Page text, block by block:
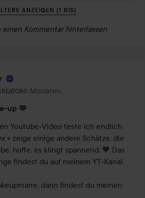
ANZEIGEN (1 BIS)
einen Kommentar hinterlassen
Benutzers: Lyko Creator.
6 Monaten
Der Beitrag wurde 6 Monaten
up 🫶
Youtube-Video teste ich endlich
+ zeige einige andere Schätze, die
hoffe, es klingt spannend. 🧡 Das
findest du auf meinem YT-Kanal.
dann findest du meinen